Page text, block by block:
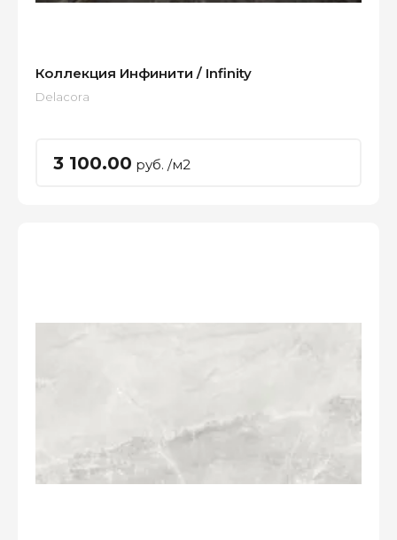
Коллекция Инфинити / Infinity
Delacora
3 100.00 руб. /м2